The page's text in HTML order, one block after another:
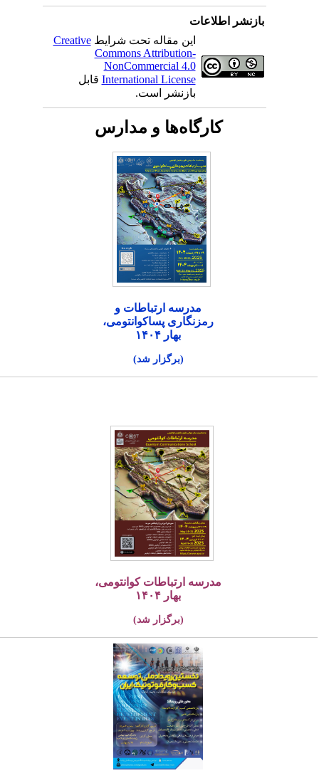
بازنشر اطلاعات
این مقاله تحت شرایطCreative
Commons Attribution-
NonCommercial 4.0
International Licenseقابل
بازنشر است.
کارگاه‌ها و مدارس
مدرسه ارتباطات و
رمزنگاری پساکوانتومی،
بهار ۱۴۰۴
(برگزار شد)
مدرسه ارتباطات کوانتومی،
بهار ۱۴۰۴
(برگزار شد)